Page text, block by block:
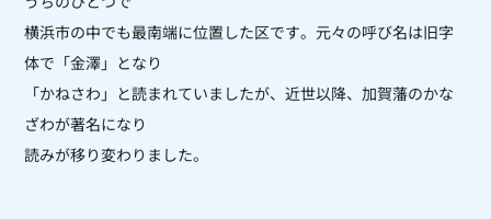
横浜市の中でも最南端に位置した区です。元々の呼び名は旧字
体で「金澤」となり
「かねさわ」と読まれていましたが、近世以降、加賀藩のかな
ざわが著名になり
読みが移り変わりました。